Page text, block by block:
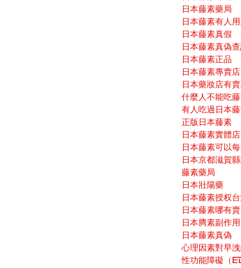
日本藤素藥局
日本藤素有人
日本藤素真假
日本藤素真偽
日本藤素正品
日本藤素專賣店
日本藥妝店有
什麼人不能吃
有人吃過日本
正版日本藤素
日本藤素實體店
日本藤素可以
日本京都滋賀
藤素藥局
日本壯陽藥
日本藤素授权
日本藤素哪有賣
日本腾素副作用
日本藤素真偽
心理因素對早
性功能障礙（